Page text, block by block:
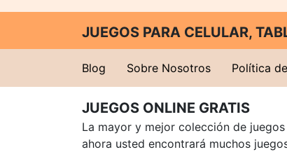
JUEGOS PARA CELULAR,
Blog Sobre Nosotros Política
JUEGOS ONLINE GRATIS
La mayor y mejor colección de
ahora usted encontrará muchos